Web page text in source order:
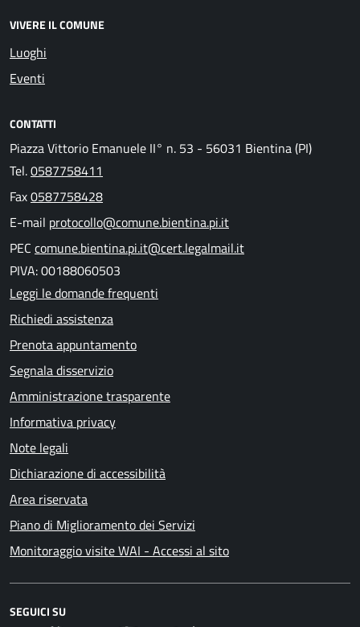
VIVERE IL COMUNE
Luoghi
Eventi
CONTATTI
Piazza Vittorio Emanuele II° n. 53 - 56031 Bientina (PI)
Tel.0587758411
Fax0587758428
E-mail protocollo@comune.bientina.pi.it
PEC comune.bientina.pi.it@cert.legalmail.it
PIVA: 00188060503
Leggi le domande frequenti
Richiedi assistenza
Prenota appuntamento
Segnala disservizio
Amministrazione trasparente
Informativa privacy
Note legali
Dichiarazione di accessibilità
Area riservata
Piano di Miglioramento dei Servizi
Monitoraggio visite WAI - Accessi al sito
SEGUICI SU